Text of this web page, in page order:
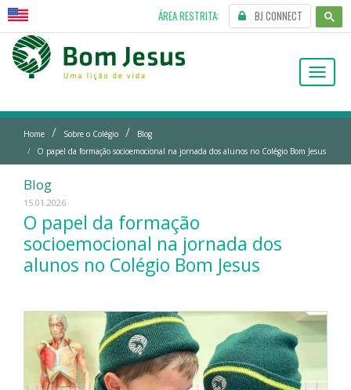
ÁREA RESTRITA: BJ CONNECT
Menu
Home Sobre o Colégio
Blog
O papel da formação socioemocional na jornada dos alunos no Colégio Bom Jesus
Blog
15.01.2026
O papel da formação
socioemocional na jornada dos
alunos no Colégio Bom Jesus